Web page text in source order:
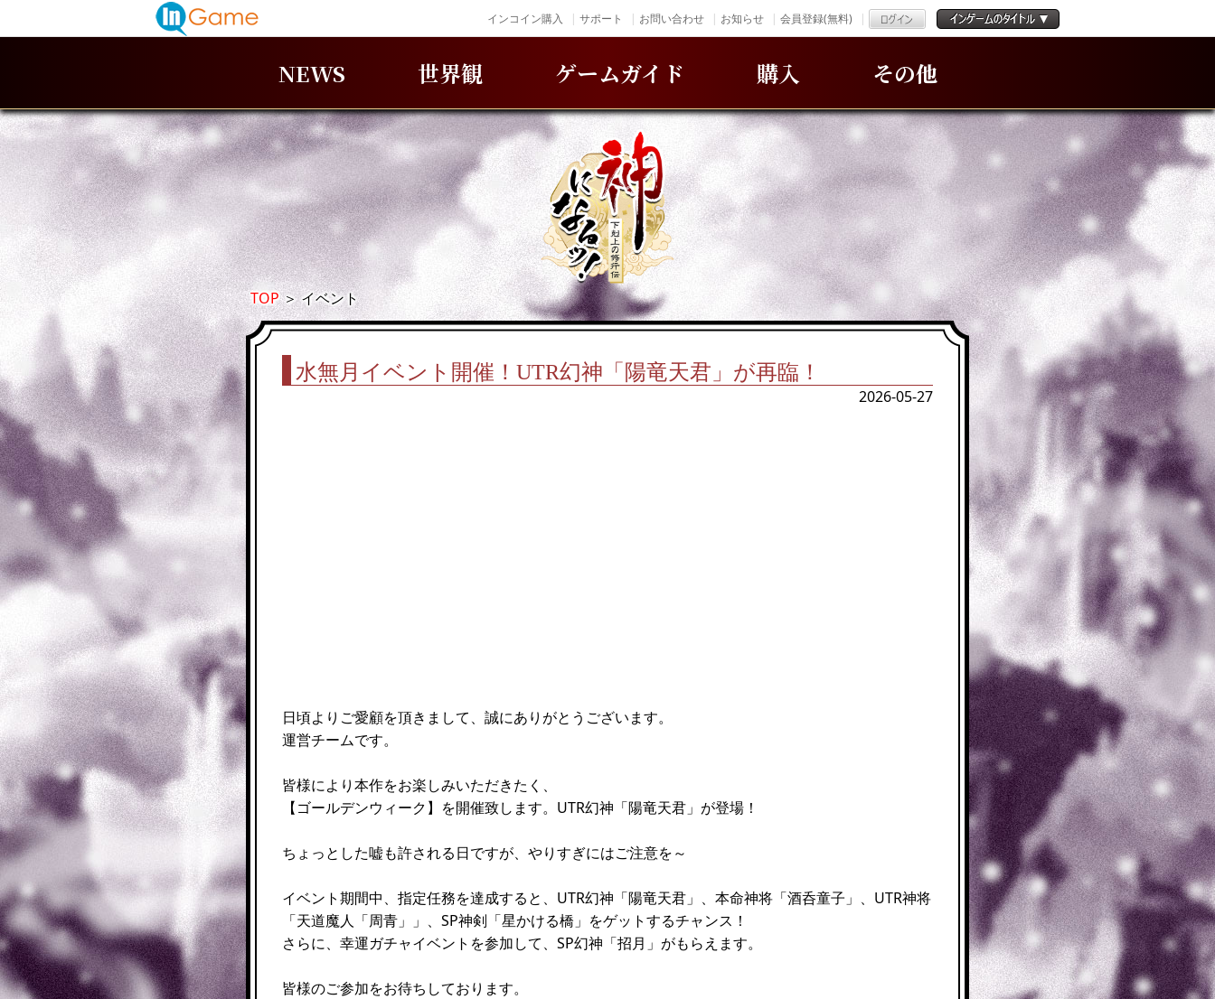
インコイン購入 サポート お問い合わせ お知らせ 会員登録(無料)
NEWS 世界観 ゲームガイド 購入 その他
TOP＞イベント
水無月イベント開催！UTR幻神「陽竜天君」が再臨！
2026-05-27
日頃よりご愛顧を頂きまして、誠にありがとうございます。
運営チームです。
皆様により本作をお楽しみいただきたく、
【ゴールデンウィーク】を開催致します。UTR幻神「陽竜天君」が登場！
ちょっとした嘘も許される日ですが、やりすぎにはご注意を～
イベント期間中、指定任務を達成すると、UTR幻神「陽竜天君」、本命神将「酒呑童子」、UTR神将
「天道魔人「周青」」、SP神剣「星かける橋」をゲットするチャンス！
さらに、幸運ガチャイベントを参加して、SP幻神「招月」がもらえます。
皆様のご参加をお待ちしております。